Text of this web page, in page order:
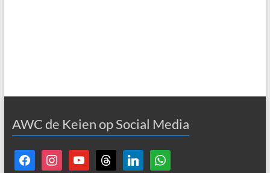
AWC de Keien op Social Media
facebookinstagramyoutube threads linkedin whatsapp